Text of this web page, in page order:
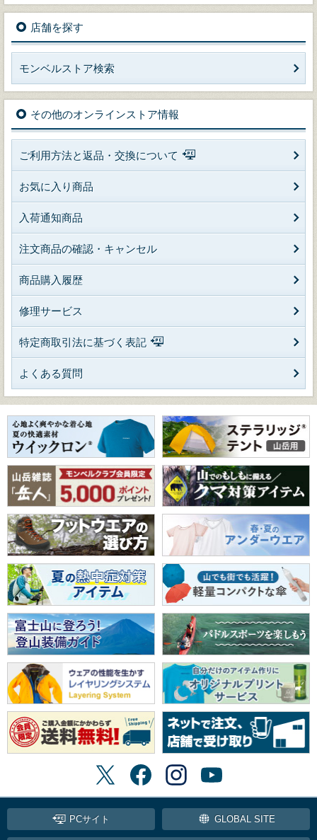
店舗を探す
モンベルストア検索
その他のオンラインストア情報
ご利用方法と返品・交換について
お気に入り商品
入荷通知商品
注文商品の確認・キャンセル
商品購入履歴
修理サービス
特定商取引法に基づく表記
よくある質問
PCサイト GLOBAL SITE